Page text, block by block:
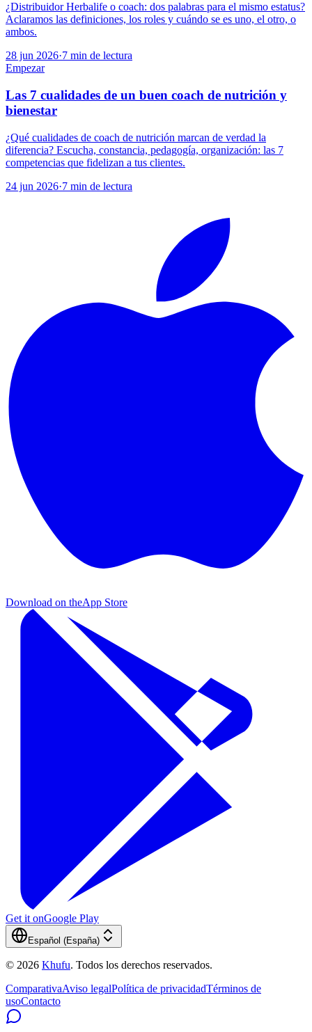
¿Distribuidor Herbalife o coach: dos palabras para el mismo estatus?
Aclaramos las definiciones, los roles y cuándo se es uno, el otro, o
ambos.
28 jun 2026·7 min de lectura
Empezar
Las 7 cualidades de un buen coach de nutrición y
bienestar
¿Qué cualidades de coach de nutrición marcan de verdad la
diferencia? Escucha, constancia, pedagogía, organización: las 7
competencias que fidelizan a tus clientes.
24 jun 2026·7 min de lectura
Download on theApp Store
Get it onGoogle Play
Español (España)
© 2026 Khufu. Todos los derechos reservados.
ComparativaAviso legalPolítica de privacidadTérminos de
usoContacto